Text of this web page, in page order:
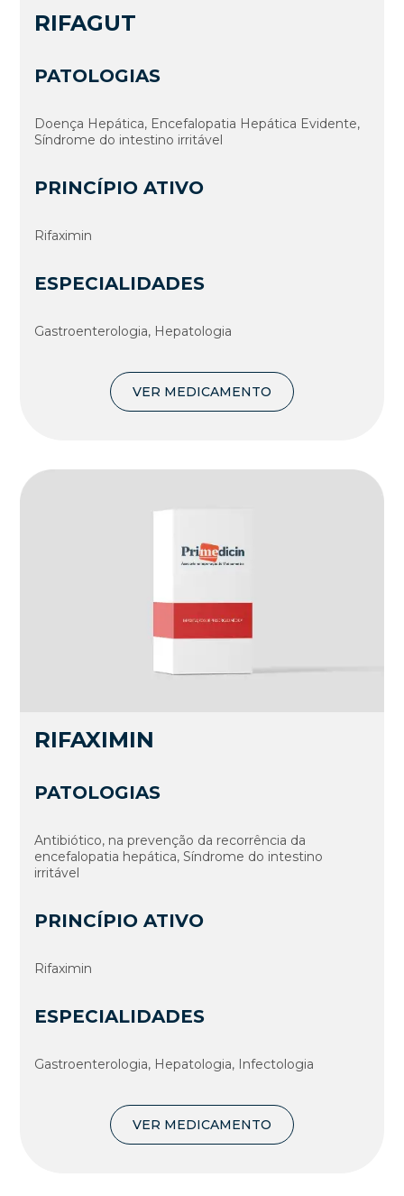
RIFAGUT
PATOLOGIAS
Doença Hepática, Encefalopatia Hepática Evidente,
Sí­ndrome do intestino irritável
PRINCÍPIO ATIVO
Rifaximin
ESPECIALIDADES
Gastroenterologia, Hepatologia
VER MEDICAMENTO
RIFAXIMIN
PATOLOGIAS
Antibiótico, na prevenção da recorrência da
encefalopatia hepática, Sí­ndrome do intestino
irritável
PRINCÍPIO ATIVO
Rifaximin
ESPECIALIDADES
Gastroenterologia, Hepatologia, Infectologia
VER MEDICAMENTO